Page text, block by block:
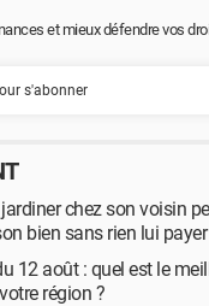
et mieux défendre vos
chez son voisin
bien sans rien lui payer
12 août : quel est le
région ?